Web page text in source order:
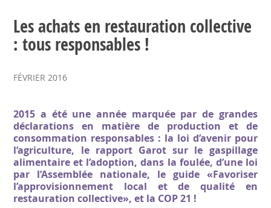
Les achats en restauration collective
: tous responsables !
FÉVRIER 2016
2015 a été une année marquée par de grandes
déclarations en matière de production et de
consommation responsables : la loi d’avenir pour
l’agriculture, le rapport Garot sur le gaspillage
alimentaire et l’adoption, dans la foulée, d’une loi
par l’Assemblée nationale, le guide «Favoriser
l’approvisionnement local et de qualité en
restauration collective», et la COP 21 !